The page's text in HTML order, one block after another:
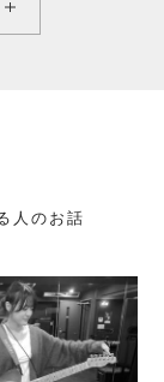
人のお話